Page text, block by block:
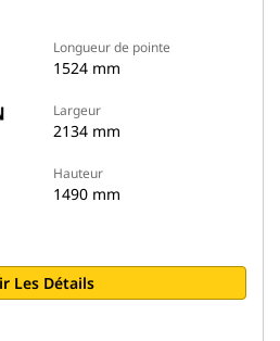
Longueur de pointe
1524 mm
Largeur
2134 mm
Hauteur
1490 mm
Les Détails